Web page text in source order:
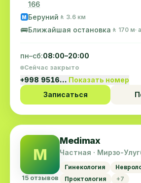
166
M Беруний 🚶 3.6 км
🚌Ближайшая остановка 🚶 170 м·
пн–сб:08:00–20:00
Сейчас закрыто
+998 9516… Показать номер
Записаться
M
15 отзывов
Medimax
Частная · Мирзо-
Гинекология
Проктология
+7